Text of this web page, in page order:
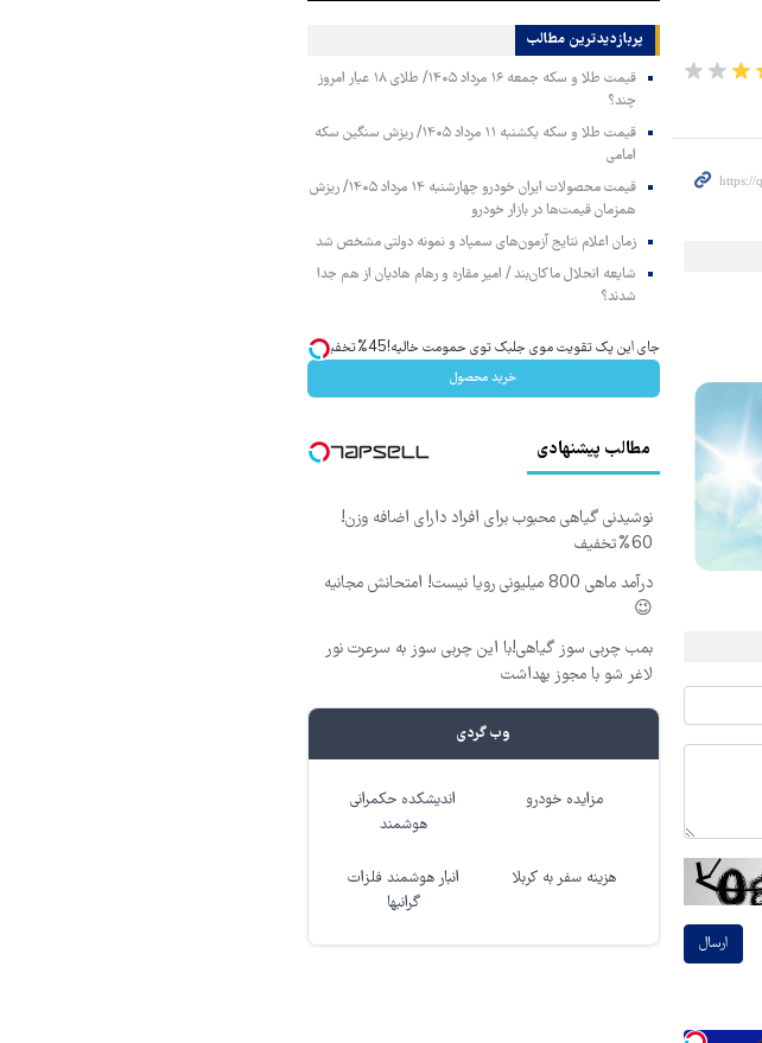
ارسال
پربازدیدترین‌ مطالب
قیمت طلا و سکه جمعه ۱۶ مرداد ۱۴۰۵/ طلای ۱۸ عیار امروز
چند؟
قیمت طلا و سکه یکشنبه ۱۱ مرداد ۱۴۰۵/ ریزش سنگین سکه
امامی
قیمت محصولات ایران خودرو چهارشنبه ۱۴ مرداد ۱۴۰۵/ ریزش
همزمان قیمت‌ها در بازار خودرو
زمان اعلام نتایج آزمون‌های سمپاد و نمونه دولتی مشخص شد
شایعه انحلال ماکان‌بند / امیر مقاره و رهام هادیان از هم جدا
شدند؟
جای این پک تقویت موی جلبک توی حمومت خالیه!45%تخفیف
خرید محصول
مطالب پیشنهادی
نوشیدنی گیاهی محبوب برای افراد دارای اضافه وزن!
60%تخفیف
درآمد ماهی 800 میلیونی رویا نیست! امتحانش مجانیه
😉
بمب چربی سوز گیاهی!با این چربی سوز به سرعرت نور
لاغر شو با مجوز بهداشت
وب گردی
مزایده خودرو
اندیشکده حکمرانی
هوشمند
هزینه سفر به کربلا
انبار هوشمند فلزات
گرانبها